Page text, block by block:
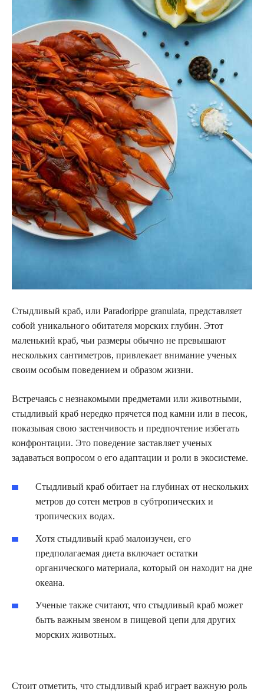
Стыдливый краб, или Paradorippe granulata, представляет
собой уникального обитателя морских глубин. Этот
маленький краб, чьи размеры обычно не превышают
нескольких сантиметров, привлекает внимание ученых
своим особым поведением и образом жизни.
Встречаясь с незнакомыми предметами или животными,
стыдливый краб нередко прячется под камни или в песок,
показывая свою застенчивость и предпочтение избегать
конфронтации. Это поведение заставляет ученых
задаваться вопросом о его адаптации и роли в экосистеме.
Стыдливый краб обитает на глубинах от нескольких
метров до сотен метров в субтропических и
тропических водах.
Хотя стыдливый краб малоизучен, его
предполагаемая диета включает остатки
органического материала, который он находит на дне
океана.
Ученые также считают, что стыдливый краб может
быть важным звеном в пищевой цепи для других
морских животных.
Стоит отметить, что стыдливый краб играет важную роль